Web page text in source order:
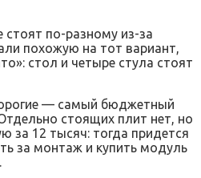
по-разному из-за
похожую на тот вариант,
стол и четыре стула стоят
— самый бюджетный
стоящих плит нет, но
за 12 тысяч: тогда придется
за монтаж и купить модуль